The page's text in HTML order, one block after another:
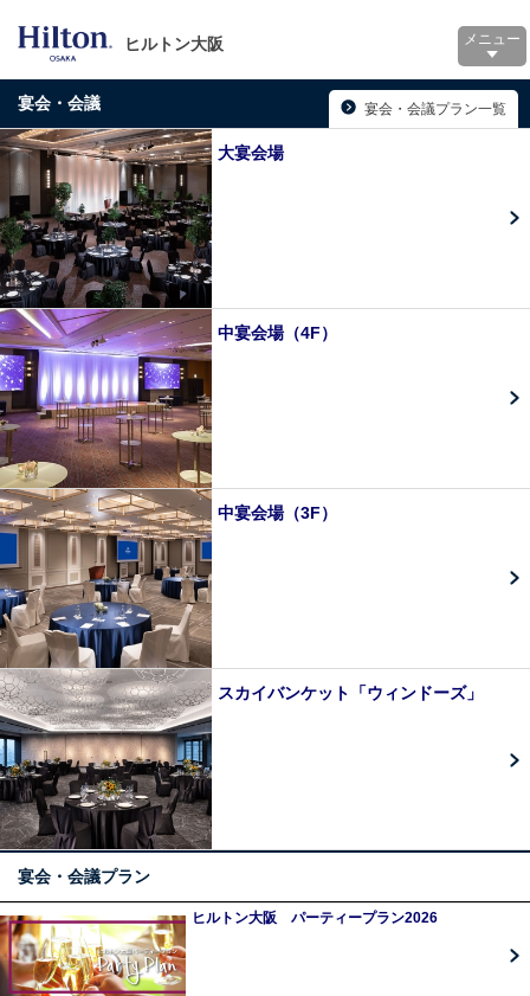
ヒルトン大阪 メニュー
宴会・会議 宴会・会議プラン一覧
大宴会場
中宴会場（4F）
中宴会場（3F）
スカイバンケット「ウィンドーズ」
宴会・会議プラン
ヒルトン大阪 パーティープラン2026